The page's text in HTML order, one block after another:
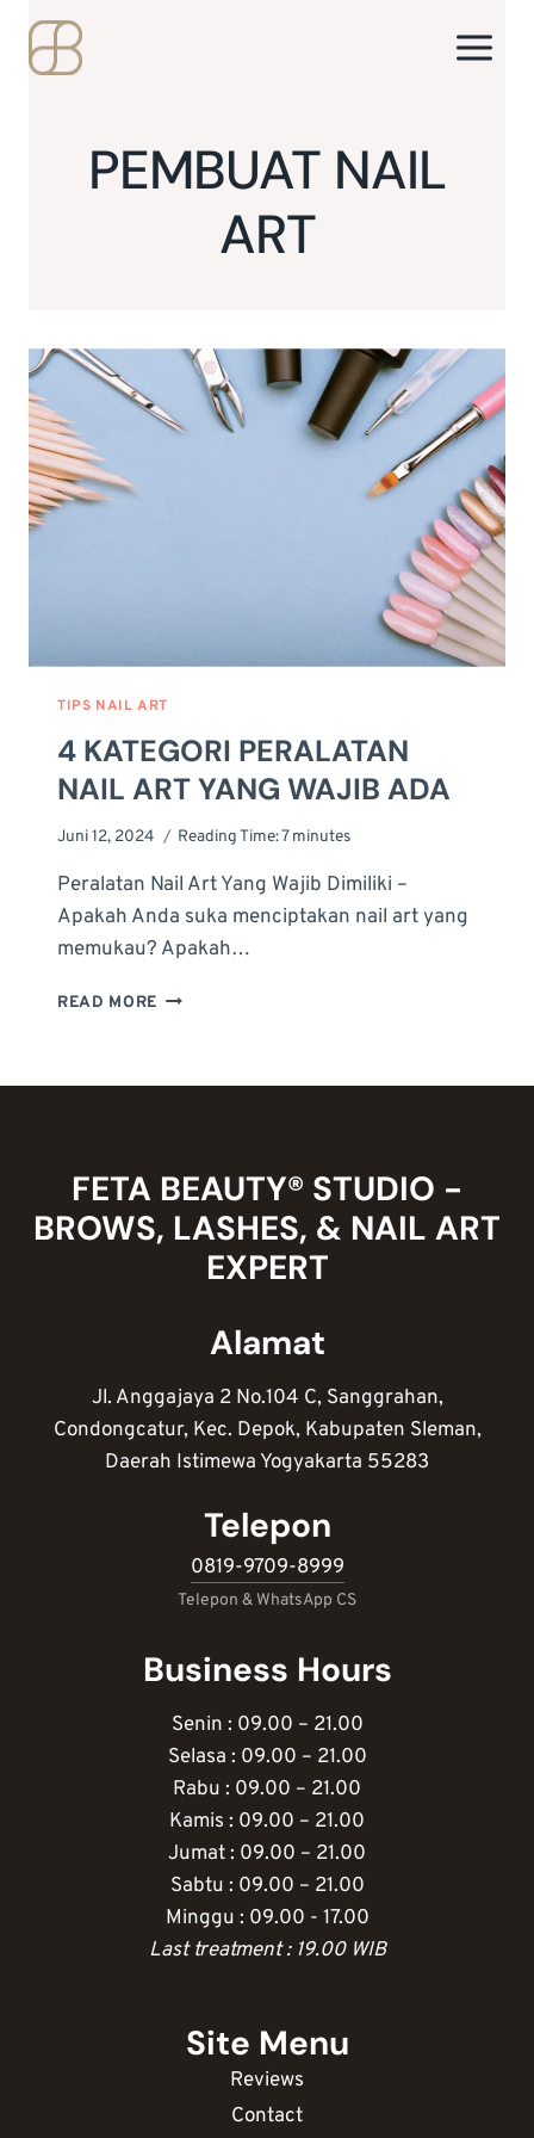
content
PEMBUAT NAIL
ART
TIPS NAIL ART
4 KATEGORI PERALATAN
NAIL ART YANG WAJIB ADA
Juni 12, 2024 Reading Time:7minutes
Peralatan Nail Art Yang Wajib Dimiliki –
Apakah Anda suka menciptakan nail art yang
memukau? Apakah…
READ MORE 4
ADA
FETA BEAUTY® STUDIO -
BROWS, LASHES, & NAIL ART
EXPERT
Alamat
Jl. Anggajaya 2 No.104 C, Sanggrahan,
Condongcatur, Kec. Depok, Kabupaten Sleman,
Daerah Istimewa Yogyakarta 55283
Telepon
0819-9709-8999
Telepon & WhatsApp CS
Business Hours
Senin : 09.00 – 21.00
Selasa : 09.00 – 21.00
Rabu : 09.00 – 21.00
Kamis : 09.00 – 21.00
Jumat : 09.00 – 21.00
Sabtu : 09.00 – 21.00
Minggu : 09.00 - 17.00
Last treatment : 19.00 WIB
Site Menu
Reviews
Contact